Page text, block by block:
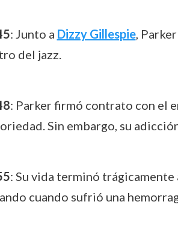
: Junto a Dizzy Gillespie,
del jazz.
: Parker firmó contrato con el
Sin embargo, su
: Su vida terminó trágicamente
cuando sufrió una